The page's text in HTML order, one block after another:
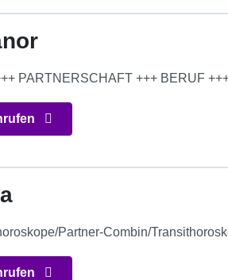
PARTNERSCHAFT +++ BERUF
Partner-Combin/